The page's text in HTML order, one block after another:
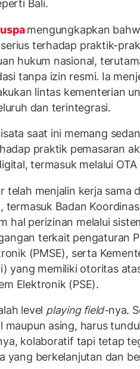
Bali.
mengungkapkan
terhadap praktik-
hukum nasional,
tanpa izin resmi. Ia
lintas kementerian
dan terintegrasi.
saat ini memang
praktik pemasaran
termasuk melalui OTA
telah menjalin kerja sama
Badan
hal perizinan melalui
terkait pengaturan
(PMSE), serta
yang memiliki otoritas
Elektronik (PSE).
level playing field-nya.
maupun asing, harus
kolaboratif tapi tetap
yang berkelanjutan dan